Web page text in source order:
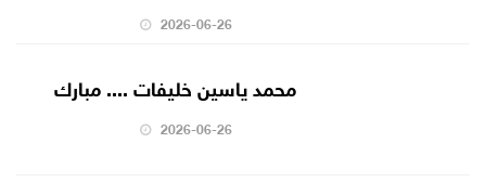
2026-06-26
محمد ياسين خليفات .... مبارك
2026-06-26